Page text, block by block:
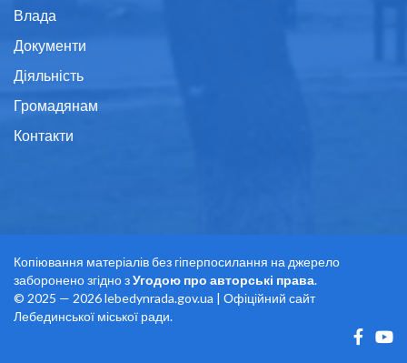
Влада
Документи
Діяльність
Громадянам
Контакти
Копіювання матеріалів без гіперпосилання на джерело
заборонено згідно зУгодою про авторські права.
© 2025 — 2026 lebedynrada.gov.ua | Офіційний сайт
Лебединської міської ради.